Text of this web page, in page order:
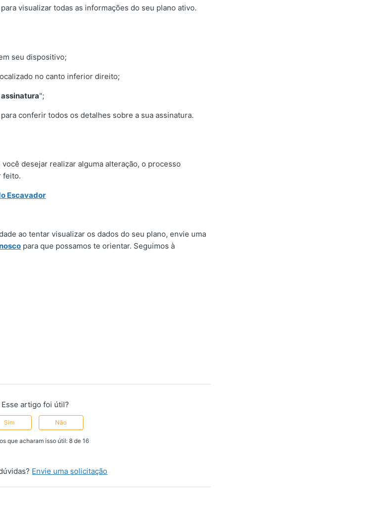
visualizar todas as informações do seu plano ativo.
seu dispositivo;
no canto inferior direito;
";
conferir todos os detalhes sobre a sua assinatura.
desejar realizar alguma alteração, o processo
feito.
Escavador
ao tentar visualizar os dados do seu plano, envie uma
para que possamos te orientar. Seguimos à
Esse artigo foi útil?
Sim Não
que acharam isso útil: 8 de 16
Envie uma solicitação